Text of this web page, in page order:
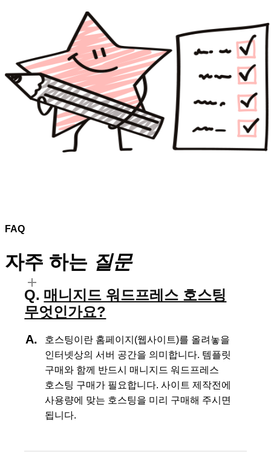
FAQ
자주 하는 질문
매니지드 워드프레스 호스팅
무엇인가요?
호스팅이란 홈페이지(웹사이트)를 올려놓을
인터넷상의 서버 공간을 의미합니다. 템플릿
구매와 함께 반드시 매니지드 워드프레스
호스팅 구매가 필요합니다. 사이트 제작전에
사용량에 맞는 호스팅을 미리 구매해 주시면
됩니다.